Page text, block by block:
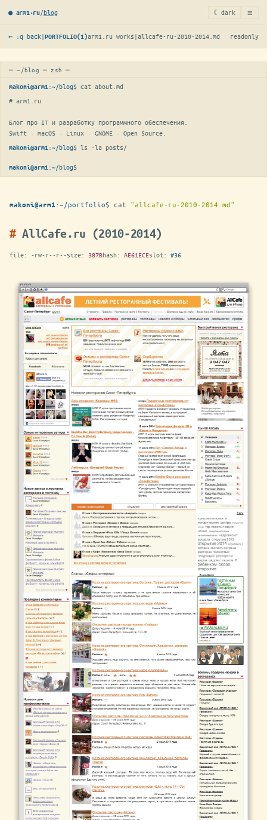
● arm1·ru/blog ☾ dark ≡
← :q back|PORTFOLIO(1)arm1.ru works |allcafe-ru-2010-2014.md readonly
─ ~/blog ─ zsh ─
makoni@arm1 :~/blog$ cat about.md
# arm1.ru
Блог про IT и разработку программного обеспечения.
Swift · macOS · Linux · GNOME · Open Source.
makoni@arm1 :~/blog$ ls -la posts/
makoni@arm1 :~/blog$
makoni@arm1 :~/portfolio$ cat "allcafe-ru-2010-2014.md"
AllCafe.ru (2010-2014)
file: -rw-r--r--size: 387Bhash: AE61ECEslot: #36